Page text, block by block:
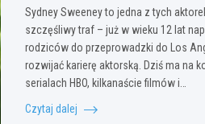
Sydney Sweeney to jedna z tych
szczęśliwy traf – już w wieku 12 lat
rodziców do przeprowadzki do Los
rozwijać karierę aktorską. Dziś ma na
serialach HBO, kilkanaście filmów i…
Czytaj dalej